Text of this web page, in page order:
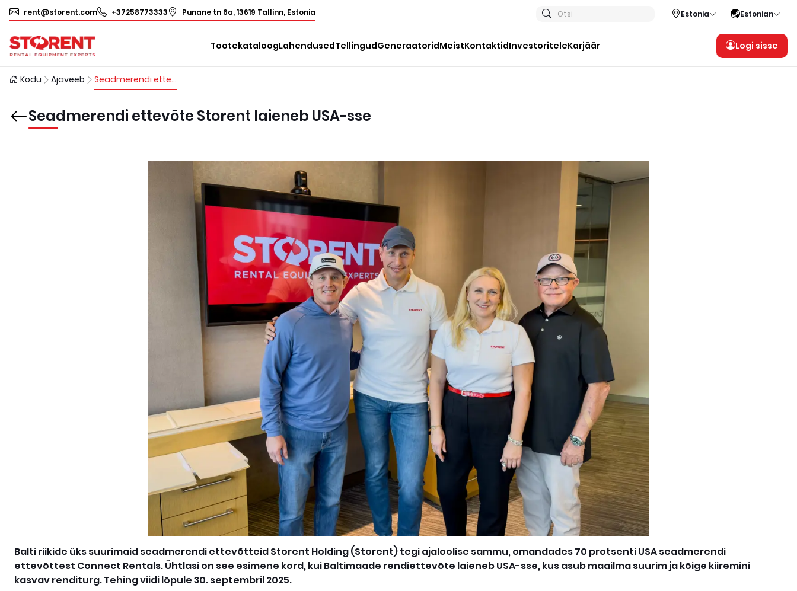
rent@storent.com +37258773333 Punane tn 6a, 13619 Tallinn, Estonia Otsi Estonia Estonian
TootekataloogLahendusedTellingudGeneraatoridMeistKontaktidInvestoriteleKarjäär Logi sisse
Kodu Ajaveeb Seadmerendi ettevõte Storent laieneb USA-sse
Seadmerendi ettevõte Storent laieneb USA-sse
Balti riikide üks suurimaid seadmerendi ettevõtteid Storent Holding (Storent) tegi ajaloolise sammu, omandades 70 protsenti USA seadmerendi
ettevõttest Connect Rentals. Ühtlasi on see esimene kord, kui Baltimaade rendiettevõte laieneb USA-sse, kus asub maailma suurim ja kõige kiiremini
kasvav renditurg. Tehing viidi lõpule 30. septembril 2025.